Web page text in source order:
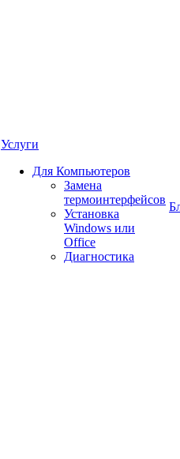
Услуги
Для Компьютеров
Замена
термоинтерфейсов
Установка
Windows или
Office
Диагностика